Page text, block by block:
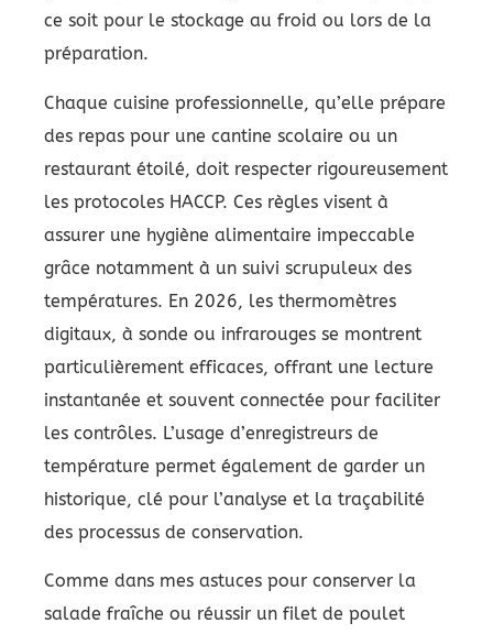
ce soit pour le stockage au froid ou lors de la
préparation.
Chaque cuisine professionnelle, qu’elle prépare
des repas pour une cantine scolaire ou un
restaurant étoilé, doit respecter rigoureusement
les protocoles HACCP. Ces règles visent à
assurer une hygiène alimentaire impeccable
grâce notamment à un suivi scrupuleux des
températures. En 2026, les thermomètres
digitaux, à sonde ou infrarouges se montrent
particulièrement efficaces, offrant une lecture
instantanée et souvent connectée pour faciliter
les contrôles. L’usage d’enregistreurs de
température permet également de garder un
historique, clé pour l’analyse et la traçabilité
des processus de conservation.
Comme dans mes astuces pour conserver la
salade fraîche ou réussir un filet de poulet